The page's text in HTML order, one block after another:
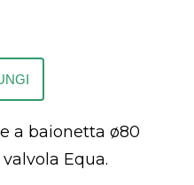
a baionetta ø80
Equa.